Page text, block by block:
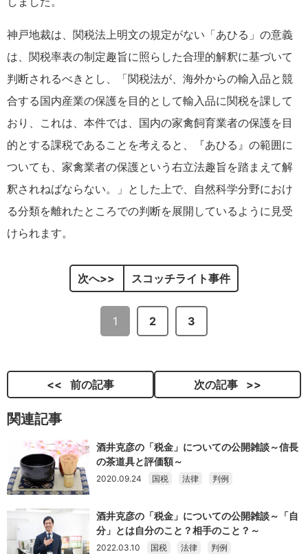
神戸地裁は、関税法上明文の規定がない「あひる」の意義
は、関税率表の制定趣旨に照らした合理的解釈に基づいて
判断されるべきとし、「関税法が、海外からの輸入品と競
合する国内産業の保護を目的として輸入品に関税を課して
おり、これは、本件では、国内の家禽飼育業者の保護を目
的とする課税であることを考えると、『あひる』の範囲に
ついても、家禽業者の保護という右立法趣旨を踏まえて解
釈されねばならない。」とした上で、自然科学分野におけ
る分類を離れたところでの判断を展開しているように見受
けられます。
次へ スコッチライト事件
1 2 3
前の記事 次の記事
関連記事
酒井克彦の「税金」についての公開雑談～信長
の茶道具と評価額～
2020.09.24 国税 法律 判例
酒井克彦の「税金」についての公開雑談～「自
分」とは自分のこと？相手のこと？～
2022.03.10 国税 法律 判例